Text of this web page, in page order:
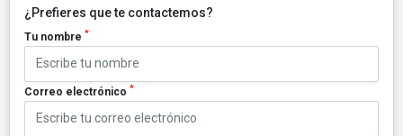
¿Prefieres que te contactemos?
Tu nombre *
Correo electrónico *